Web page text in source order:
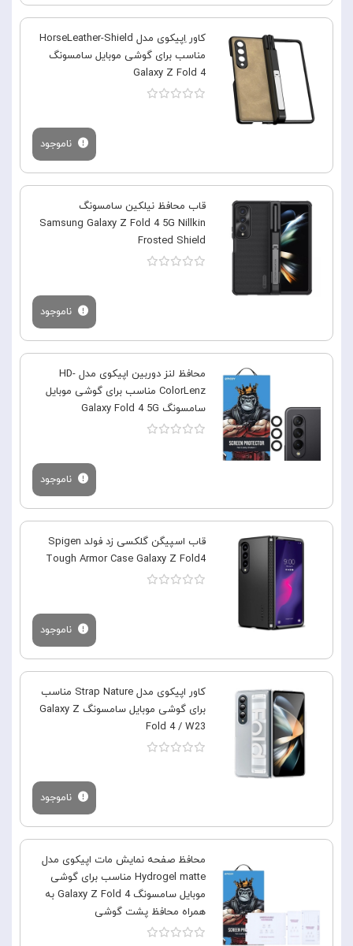
کاور اِپیکوی مدل HorseLeather-Shield
مناسب برای گوشی موبایل سامسونگ
Galaxy Z Fold 4
ناموجود
قاب محافظ نیلکین سامسونگ
Samsung Galaxy Z Fold 4 5G Nillkin
Frosted Shield
ناموجود
محافظ لنز دوربین اپیکوی مدل HD-
ColorLenz مناسب برای گوشی موبایل
سامسونگ Galaxy Fold 4 5G
ناموجود
قاب اسپیگن گلکسی زد فولد Spigen
Tough Armor Case Galaxy Z Fold4
ناموجود
کاور اپیکوی مدل Strap Nature مناسب
برای گوشی موبایل سامسونگ Galaxy Z
Fold 4 / W23
ناموجود
محافظ صفحه نمایش مات اپیکوی مدل
Hydrogel matte مناسب برای گوشی
موبایل سامسونگ Galaxy Z Fold 4 به
همراه محافظ پشت گوشی